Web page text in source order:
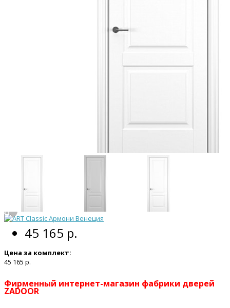
45 165 р.
Цена за комплект:
45 165 р.
Фирменный интернет-магазин фабрики дверей
ZADOOR